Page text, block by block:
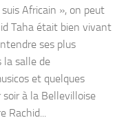
Africain », on peut
Taha était bien vivant
ses plus
la salle de
et quelques
soir à la Bellevilloise